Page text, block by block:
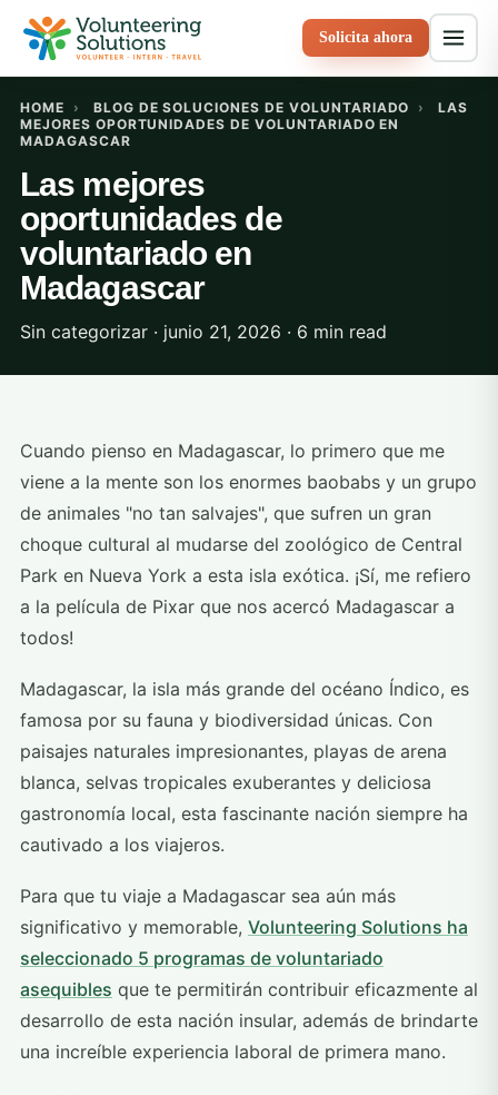
Solicita ahora
HOME › BLOG DE SOLUCIONES DE VOLUNTARIADO ›
LAS
MEJORES OPORTUNIDADES DE VOLUNTARIADO EN
MADAGASCAR
Las mejores
oportunidades de
voluntariado en
Madagascar
Sin categorizar · junio 21, 2026 · 6 min read
Cuando pienso en Madagascar, lo primero que me
viene a la mente son los enormes baobabs y un grupo
de animales "no tan salvajes", que sufren un gran
choque cultural al mudarse del zoológico de Central
Park en Nueva York a esta isla exótica. ¡Sí, me refiero
a la película de Pixar que nos acercó Madagascar a
todos!
Madagascar, la isla más grande del océano Índico, es
famosa por su fauna y biodiversidad únicas. Con
paisajes naturales impresionantes, playas de arena
blanca, selvas tropicales exuberantes y deliciosa
gastronomía local, esta fascinante nación siempre ha
cautivado a los viajeros.
Para que tu viaje a Madagascar sea aún más
significativo y memorable, Volunteering Solutions ha
seleccionado 5 programas de voluntariado
asequibles que te permitirán contribuir eficazmente al
desarrollo de esta nación insular, además de brindarte
una increíble experiencia laboral de primera mano.